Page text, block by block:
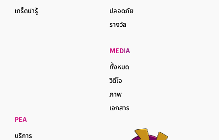
เกร็ดน่ารู้ ปลอดภัย
รางวัล
MEDIA
ทั้งหมด
วิดีโอ
ภาพ
เอกสาร
PEA
บริการ